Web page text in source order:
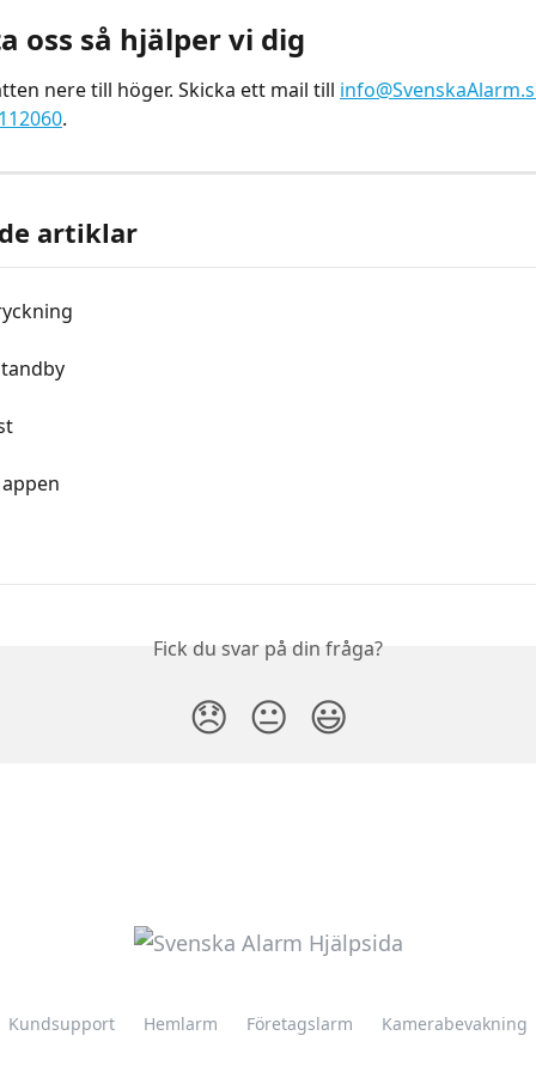
oss så hjälper vi dig
nere till höger. Skicka ett mail till
.
artiklar
Fick du svar på din fråga?
😞 😐 😃
Kundsupport Hemlarm Företagslarm Kamerabevakning